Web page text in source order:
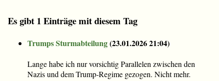
Es gibt 1 Einträge mit diesem Tag
Trumps Sturmabteilung(23.01.2026 21:04)
Lange habe ich nur vorsichtig Parallelen zwischen den
Nazis und dem Trump-Regime gezogen. Nicht mehr.